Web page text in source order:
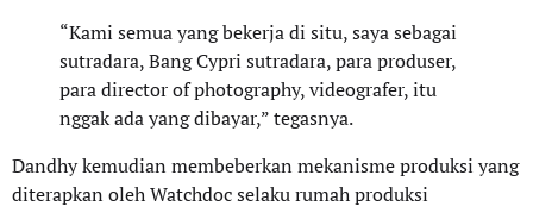
“Kami semua yang bekerja di situ, saya sebagai
sutradara, Bang Cypri sutradara, para produser,
para director of photography, videografer, itu
nggak ada yang dibayar,” tegasnya.
Dandhy kemudian membeberkan mekanisme produksi yang
diterapkan oleh Watchdoc selaku rumah produksi